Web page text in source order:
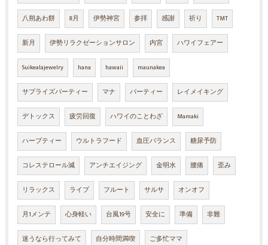
八朔あわ餅 8月 伊勢神宮 参拝 感謝 祈り TMT
新月 伊勢リラクゼーションサロン 内宮 ハワイフェアー
Suikealajewelry hana hawaii maunakea
サプライズパーティー マナ パーティー レイメイキング
デトックス 疲労回復 ハワイのことわざ Mamaki
ハーブティー ウルトラフード 血圧バランス 糖尿予防
コレステロール減 アンチエイジング 金明水 腰痛 歪み
リラックス ライブ フルート サルサ オンオフ
月1メンテ 心身軽い 台風19号 安全に 準備 非難
迷うなら行ってみて 自分時間満喫 ご多忙ママ